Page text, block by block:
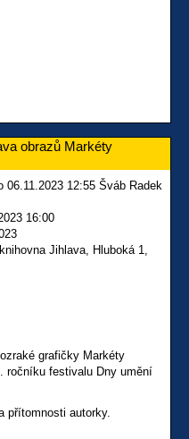
obrazů Markéty
06.11.2023 12:55 Šváb Radek
16:00
Jihlava, Hluboká 1,
grafičky Markéty
ročníku festivalu Dny umění
přítomnosti autorky.